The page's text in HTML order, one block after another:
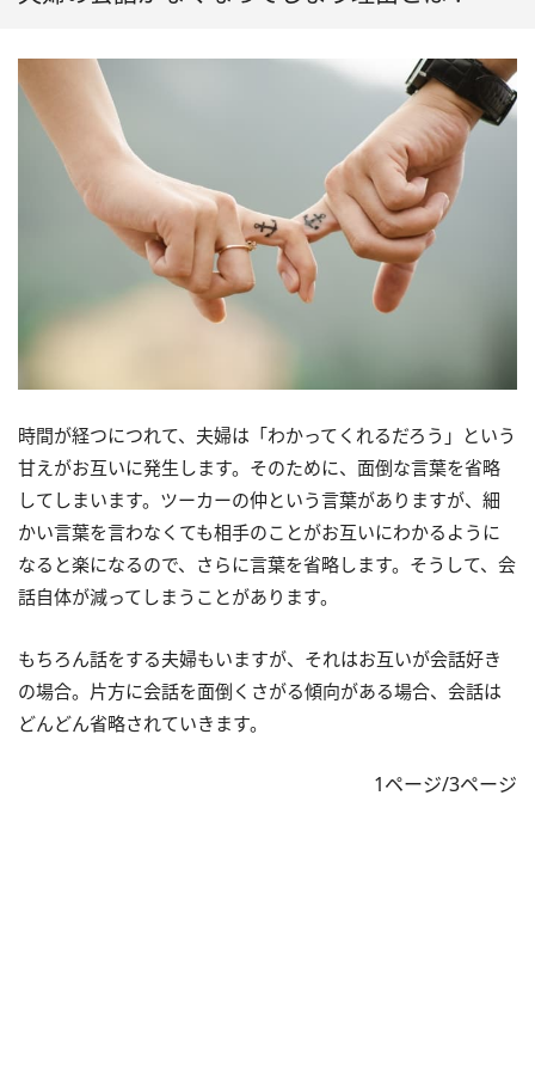
時間が経つにつれて、夫婦は「わかってくれるだろう」という
甘えがお互いに発生します。そのために、面倒な言葉を省略
してしまいます。ツーカーの仲という言葉がありますが、細
かい言葉を言わなくても相手のことがお互いにわかるように
なると楽になるので、さらに言葉を省略します。そうして、会
話自体が減ってしまうことがあります。
もちろん話をする夫婦もいますが、それはお互いが会話好き
の場合。片方に会話を面倒くさがる傾向がある場合、会話は
どんどん省略されていきます。
1ページ/3ページ